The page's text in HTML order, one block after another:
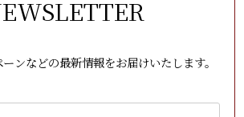
ンなどの最新情報をお届けいたします。